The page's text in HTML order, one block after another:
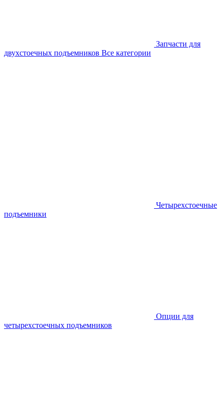
Запчасти для
двухстоечных подъемников Все категории
Четырехстоечные
подъемники
Опции для
четырехстоечных подъемников